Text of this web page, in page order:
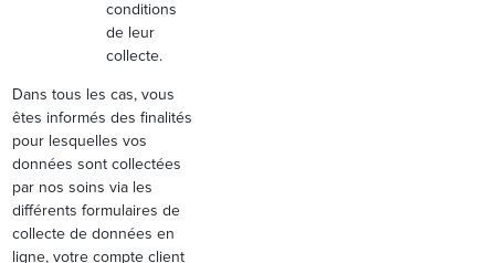
conditions
de leur
collecte.
Dans tous les cas, vous
êtes informés des finalités
pour lesquelles vos
données sont collectées
par nos soins via les
différents formulaires de
collecte de données en
ligne, votre compte client